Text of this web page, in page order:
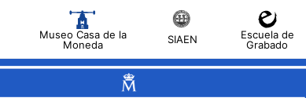
Museo Casa de la
Moneda
SIAEN
Escuela de
Grabado